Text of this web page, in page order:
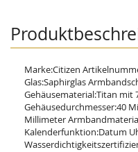
Marke:Citizen
Glas:Saphirglas
Gehäusematerial:Titan mit
Gehäusedurchmesser:40
Millimeter
Kalenderfunktion:Datum